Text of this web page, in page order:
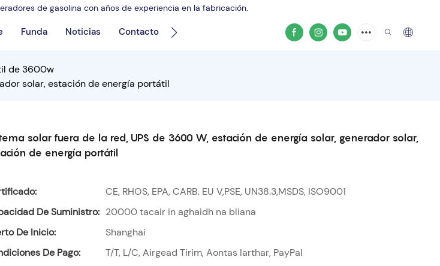
de gasolina con años de experiencia en la fabricación.
Funda Noticias Contacto
de 3600w
solar, estación de energía portátil
solar fuera de la red, UPS de 3600 W, estación de energía solar, generador solar,
de energía portátil
CE, RHOS, EPA, CARB. EU V,PSE, UN38.3,MSDS, ISO9001
De Suministro: 20000 tacair in aghaidh na bliana
De Inicio:
Shanghai
De Pago:
T/T, L/C, Airgead Tirim, Aontas Iarthar, PayPal